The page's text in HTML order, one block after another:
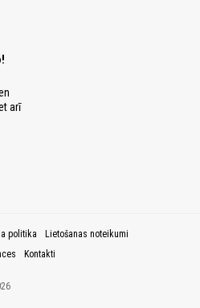
arī
politika
Lietošanas noteikumi
Kontakti